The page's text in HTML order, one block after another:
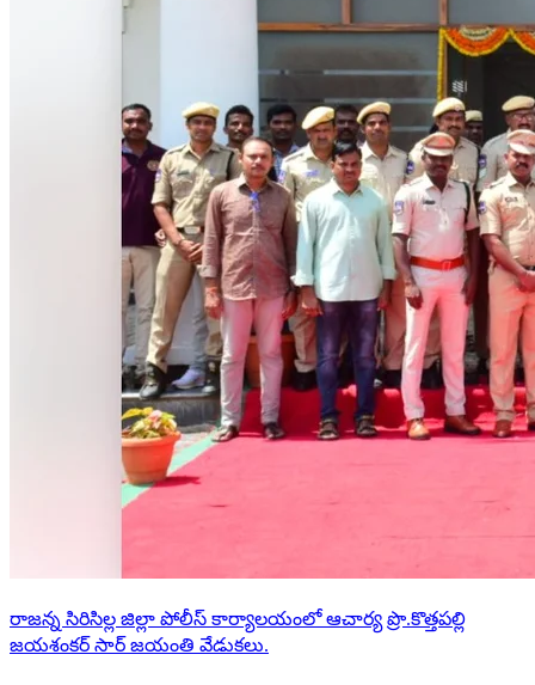
రాజన్న సిరిసిల్ల జిల్లా పోలీస్ కార్యాలయంలో ఆచార్య ప్రొ.కొత్తపల్లి
జయశంకర్ సార్ జయంతి వేడుకలు.